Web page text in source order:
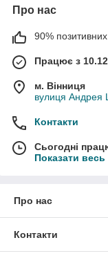
Про нас
90% позитивних
Працює з
м. Вінниця
вулиця Андрея
Контакти
Сьогодні
Показати
Про нас
Контакти